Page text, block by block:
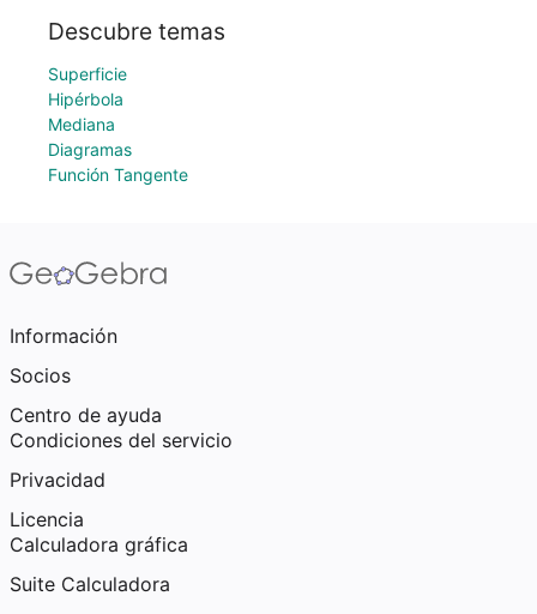
Descubre temas
Superficie
Hipérbola
Mediana
Diagramas
Función Tangente
Información
Socios
Centro de ayuda
Condiciones del servicio
Privacidad
Licencia
Calculadora gráfica
Suite Calculadora